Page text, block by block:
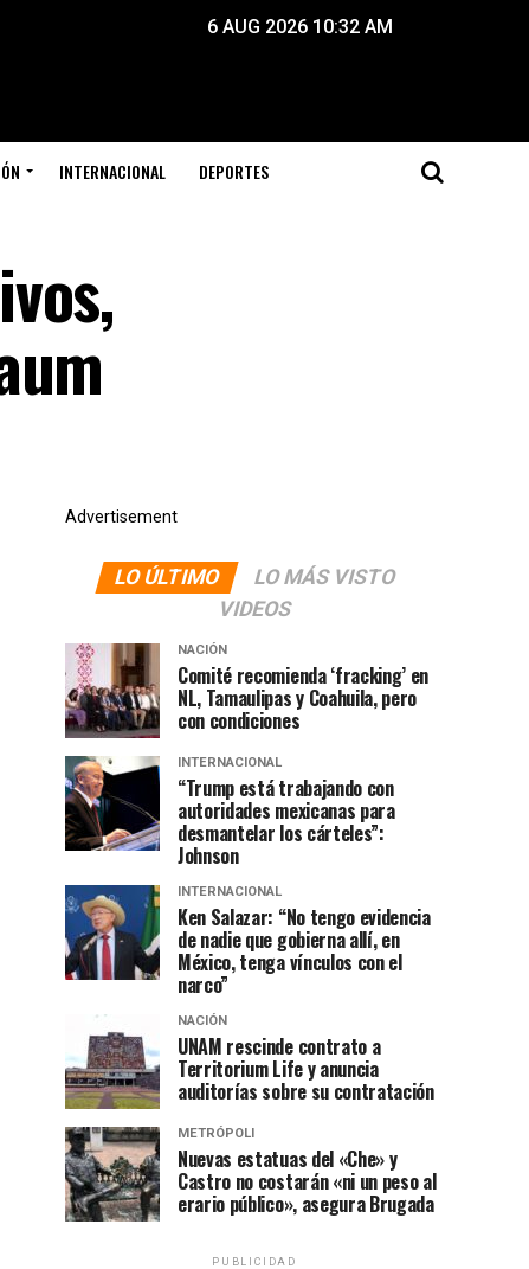
6 AUG 2026 10:32 AM
INTERNACIONAL DEPORTES
Advertisement
LO ÚLTIMO
LO MÁS VISTO
VIDEOS
NACIÓN
Comité recomienda ‘fracking’ en
NL, Tamaulipas y Coahuila, pero
con condiciones
INTERNACIONAL
“Trump está trabajando con
autoridades mexicanas para
desmantelar los cárteles”:
Johnson
INTERNACIONAL
Ken Salazar: “No tengo evidencia
de nadie que gobierna allí, en
México, tenga vínculos con el
narco”
NACIÓN
UNAM rescinde contrato a
Territorium Life y anuncia
auditorías sobre su contratación
METRÓPOLI
Nuevas estatuas del «Che» y
Castro no costarán «ni un peso al
erario público», asegura Brugada
PUBLICIDAD